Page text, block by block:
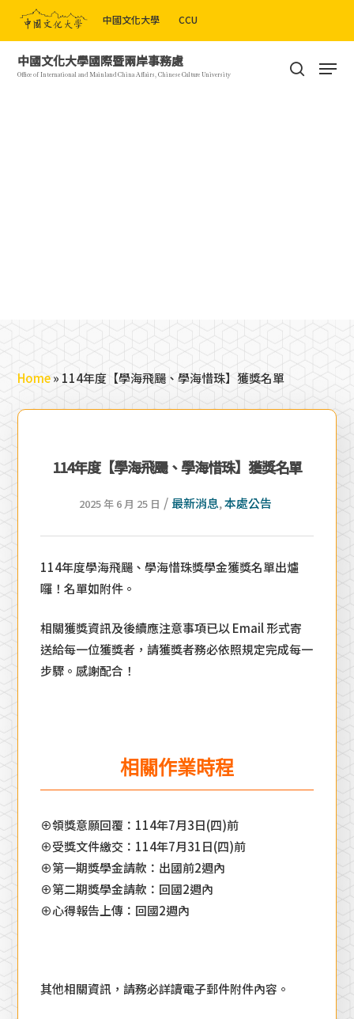
main
content
中國文化大學 CCU
中國文化大學國際暨兩岸事務處
Office of International and Mainland China Affairs, Chinese Culture University search
Home» 114年度【學海飛颺、學海惜珠】獲獎名單
114年度【學海飛颺、學海惜珠】獲獎名單
2025 年 6 月 25 日 / 最新消息,本處公告
114年度學海飛颺、學海惜珠獎學金獲獎名單出爐
囉！名單如附件。
相關獲獎資訊及後續應注意事項已以 Email 形式寄
送給每一位獲獎者，請獲獎者務必依照規定完成每一
步驟。感謝配合！
相關作業時程
⊕領獎意願回覆：114年7月3日(四)前
⊕受獎文件繳交：114年7月31日(四)前
⊕第一期獎學金請款：出國前2週內
⊕第二期獎學金請款：回國2週內
⊕心得報告上傳：回國2週內
其他相關資訊，請務必詳讀電子郵件附件內容。
Menu